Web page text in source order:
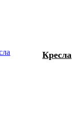
Кресла